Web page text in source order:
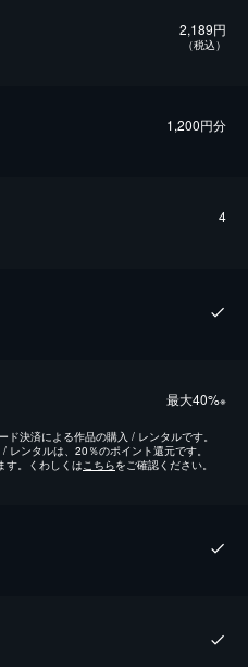
2,189円
（税込）
1,200円分
4
最⼤40%※
決済による作品の購入 / レンタルです。
ンタルは、20％のポイント還元です。
す。くわしくは こちらをご確認ください。